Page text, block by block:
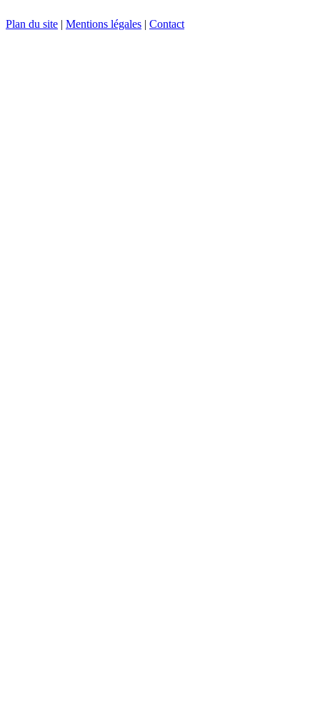
Plan du site | Mentions légales | Contact